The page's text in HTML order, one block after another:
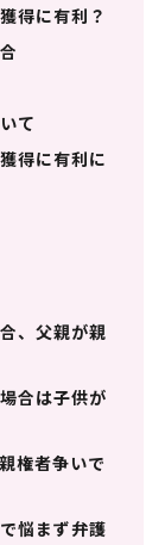
得に有利？
て
得に有利に
、父親が親
合は子供が
権者争いで
悩まず弁護